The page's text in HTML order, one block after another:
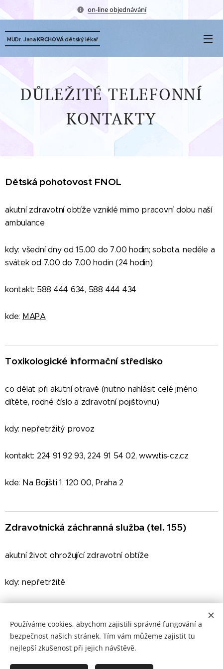
on-line objednávání
MUDr. Jana KRCHOVÁ dětský lékař
DŮLEŽITÉ TELEFONNÍ
KONTAKTY
Dětská pohotovost FNOL
akutní zdravotní obtíže vzniklé mimo pracovní dobu naší
ambulance
kdy: všední dny od 15.00 do 7.00 hodin; sobota, neděle a
svátek od 7.00 do 7.00 hodin (24 hodin)
kontakt: 588 444 634, 588 444 434
kde: MAPA
Toxikologické informační středisko
co dělat při akutní otravě (nutno nahlásit celé jméno
dítěte, rodné číslo a zdravotní pojišťovnu)
kdy: nepřetržitý provoz
kontakt: 224 91 92 93, 224 91 54 02, www.tis-cz.cz
kde: Na Bojišti 1, 120 00, Praha 2
Zdravotnická záchranná služba (tel. 155)
akutní život ohrožující zdravotní obtíže
kdy: nepřetržitě
© 2020 Jana Krchová s.r.o.
Používáme cookies, abychom zajistili správné fungování a
bezpečnost našich stránek. Tím vám můžeme zajistit tu
nejlepší zkušenost při jejich návštěvě.